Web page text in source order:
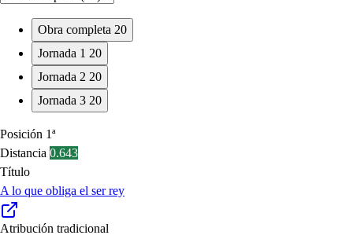
Obra completa 20
Jornada 1 20
Jornada 2 20
Jornada 3 20
Posición 1ª
Distancia 0.643
Título
A lo que obliga el ser rey
Atribución tradicional